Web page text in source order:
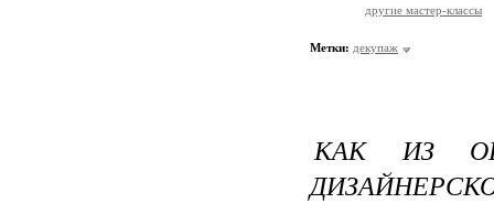
другие мастер-классы
Метки: декупаж
КАК ИЗ